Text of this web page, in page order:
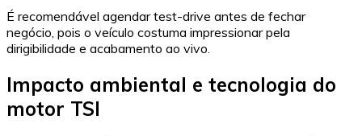
É recomendável agendar test-drive antes de fechar
negócio, pois o veículo costuma impressionar pela
dirigibilidade e acabamento ao vivo.
Impacto ambiental e tecnologia do
motor TSI